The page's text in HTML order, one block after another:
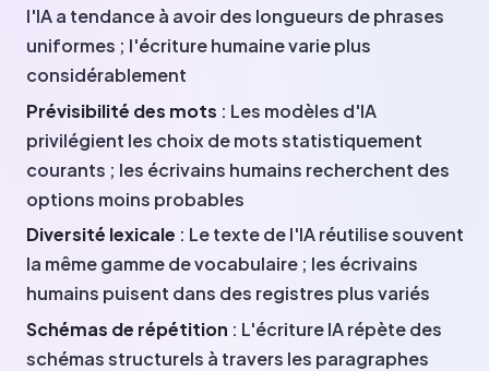
l'IA a tendance à avoir des longueurs de phrases
uniformes ; l'écriture humaine varie plus
considérablement
Prévisibilité des mots : Les modèles d'IA
privilégient les choix de mots statistiquement
courants ; les écrivains humains recherchent des
options moins probables
Diversité lexicale : Le texte de l'IA réutilise souvent
la même gamme de vocabulaire ; les écrivains
humains puisent dans des registres plus variés
Schémas de répétition : L'écriture IA répète des
schémas structurels à travers les paragraphes